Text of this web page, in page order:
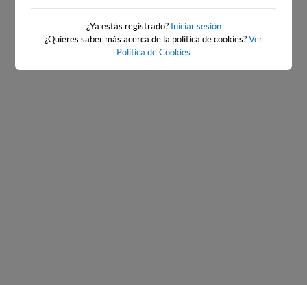
0.0 m CHOPI
¿Ya estás registrado? Iniciar sesión
¿Quieres saber más acerca de la política de cookies?Ver
Política de Cookies